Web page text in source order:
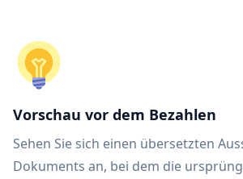
Vorschau vor dem Bezahlen
Sehen Sie sich einen übersetzten
Dokuments an, bei dem die